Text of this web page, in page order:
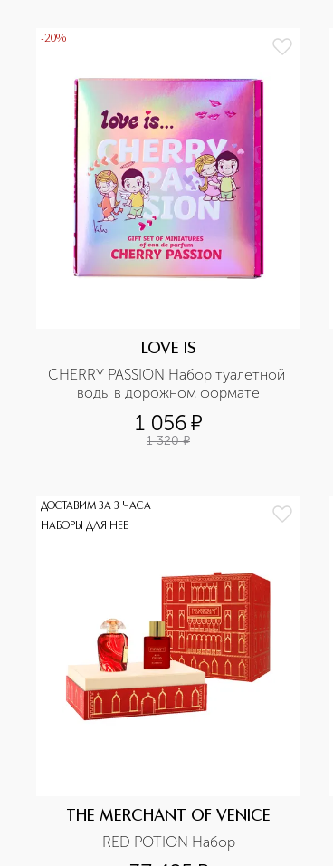
-20%
LOVE IS
CHERRY PASSION Набор туалетной
воды в дорожном формате
1 056¤
1 320 ¤
ДОСТАВИМ ЗА 3 ЧАСА
НАБОРЫ ДЛЯ НЕЕ
THE MERCHANT OF VENICE
RED POTION Набор